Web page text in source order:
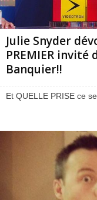
Julie Snyder
PREMIER invité
Banquier!!
Et QUELLE PRISE ce